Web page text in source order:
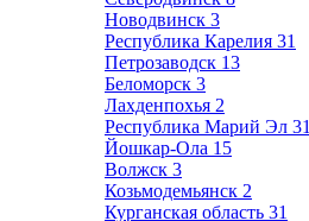
Новодвинск 3
Республика Карелия 31
Петрозаводск 13
Беломорск 3
Лахденпохья 2
Республика Марий Эл 31
Йошкар-Ола 15
Волжск 3
Козьмодемьянск 2
Курганская область 31